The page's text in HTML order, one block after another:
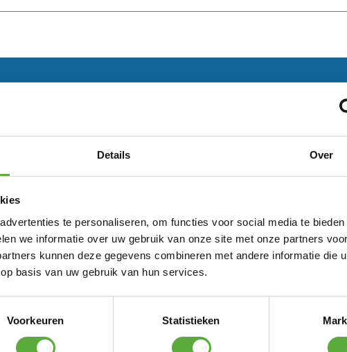
Details Over
te personaliseren, om functies voor social media te bieden
we informatie over uw gebruik van onze site met onze partners
kunnen deze gegevens combineren met andere informatie die
basis van uw gebruik van hun services.
Voorkeuren Statistieken